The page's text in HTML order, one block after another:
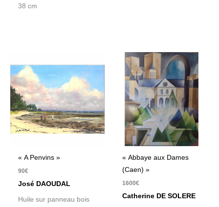
38 cm
« A Penvins »
90€
José DAOUDAL
Huile sur panneau bois
« Abbaye aux Dames
(Caen) »
1600€
Catherine DE SOLERE